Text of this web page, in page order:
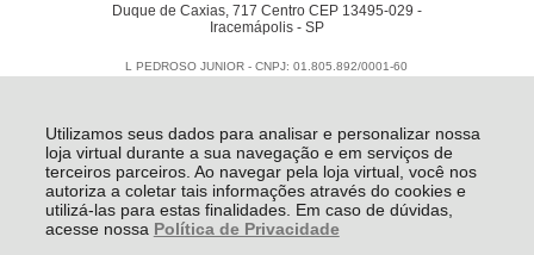
Utilizamos seus dados para analisar e personalizar nossa
loja virtual durante a sua navegação e em serviços de
terceiros parceiros. Ao navegar pela loja virtual, você nos
autoriza a coletar tais informações através do cookies e
utilizá-las para estas finalidades. Em caso de dúvidas,
acesse nossa Política de Privacidade
Duque de Caxias, 717 Centro CEP 13495-029 -
Iracemápolis - SP
L PEDROSO JUNIOR - CNPJ: 01.805.892/0001-60